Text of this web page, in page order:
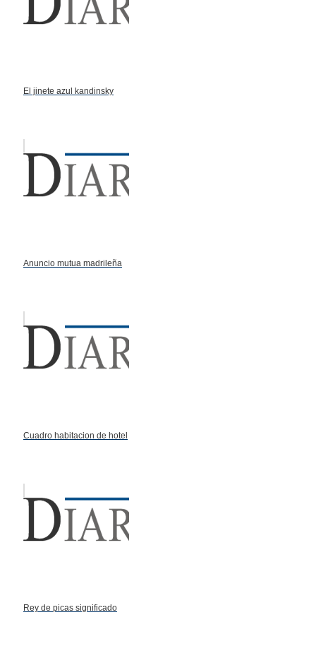
El jinete azul kandinsky
Anuncio mutua madrileña
Cuadro habitacion de hotel
Rey de picas significado